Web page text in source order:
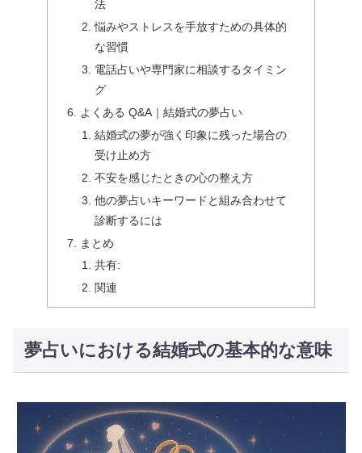
法
悩みやストレスを手放すための具体的
な習慣
電話占いや専門家に相談するタイミン
グ
よくある Q&A｜結婚式の夢占い
結婚式の夢が強く印象に残った場合の
受け止め方
不安を感じたときの心の整え方
他の夢占いキーワードと組み合わせて
診断するには
まとめ
共有:
関連
夢占いにおける結婚式の基本的な意味